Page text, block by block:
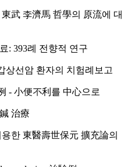
武 李濟馬 哲學의 原流에 대
: 393례 전향적 연구
상선암 환자의 치험례보고
- 小便不利를 中心으로
治療
한 東醫壽世保元 擴充論의